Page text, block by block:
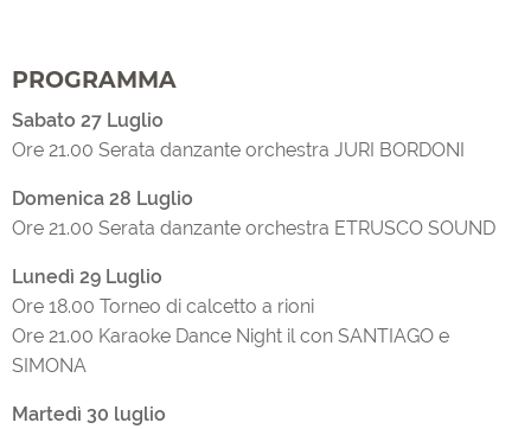
PROGRAMMA
Sabato 27 Luglio
Ore 21.00 Serata danzante orchestra JURI BORDONI
Domenica 28 Luglio
Ore 21.00 Serata danzante orchestra ETRUSCO SOUND
Lunedì 29 Luglio
Ore 18.00 Torneo di calcetto a rioni
Ore 21.00 Karaoke Dance Night il con SANTIAGO e
SIMONA
Martedì 30 luglio